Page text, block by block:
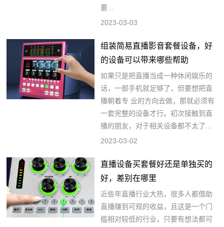
要...
2023-03-03
组装简易直播影音套餐设备，好
的设备可以带来哪些帮助
如果只是把直播当成一种休闲娱乐的
话，一部手机就足够了，但要想把直
播朝着专 业的方向去做，那就必须有
一套完整的设备才行。初次接触到直
播的朋友，对于相关设备都不太了...
2023-03-02
直播设备买套餐好还是单独买的
好，差别在哪里
近些年直播行业大热，很多人都借助
直播赚到可观的收益，且这是一个门
槛相对较低的行业，只要有想法都可